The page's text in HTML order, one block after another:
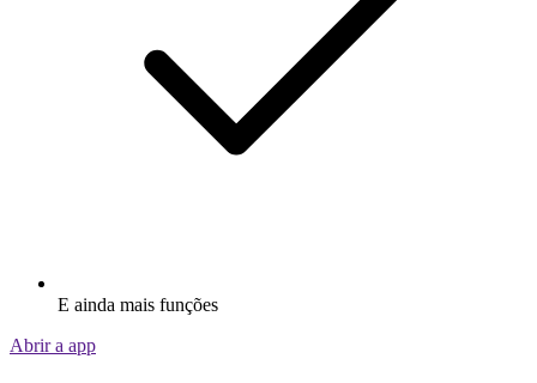
E ainda mais funções
Abrir a app